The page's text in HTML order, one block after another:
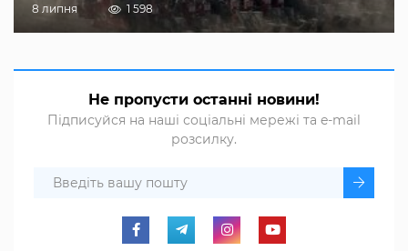
8 липня 1 598
Не пропусти останні новини!
Підписуйся на наші соціальні мережі та e-mail
розсилку.